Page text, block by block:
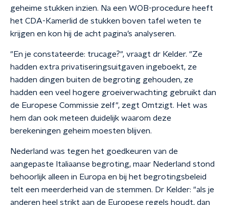
geheime stukken inzien. Na een WOB-procedure heeft
het CDA-Kamerlid de stukken boven tafel weten te
krijgen en kon hij de acht pagina’s analyseren.
"En je constateerde: trucage?", vraagt dr Kelder. "Ze
hadden extra privatiseringsuitgaven ingeboekt, ze
hadden dingen buiten de begroting gehouden, ze
hadden een veel hogere groeiverwachting gebruikt dan
de Europese Commissie zelf", zegt Omtzigt. Het was
hem dan ook meteen duidelijk waarom deze
berekeningen geheim moesten blijven.
Nederland was tegen het goedkeuren van de
aangepaste Italiaanse begroting, maar Nederland stond
behoorlijk alleen in Europa en bij het begrotingsbeleid
telt een meerderheid van de stemmen. Dr Kelder: "als je
anderen heel strikt aan de Europese regels houdt, dan